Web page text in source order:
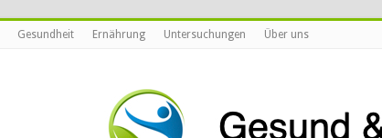
Gesundheit Ernährung Untersuchungen Über uns